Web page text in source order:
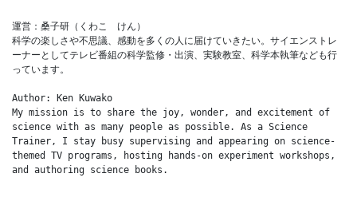
運営：桑子研（くわこ　けん）
科学の楽しさや不思議、感動を多くの人に届けていきたい。サイエンストレ
ーナーとしてテレビ番組の科学監修・出演、実験教室、科学本執筆なども行
っています。
Author: Ken Kuwako
My mission is to share the joy, wonder, and excitement of
science with as many people as possible. As a Science
Trainer, I stay busy supervising and appearing on science-
themed TV programs, hosting hands-on experiment workshops,
and authoring science books.